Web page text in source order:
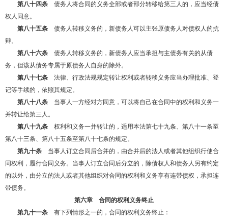
第八十四条 债务人将合同的义务全部或者部分转移给第三人的，应当经债
权人同意。
第八十五条 债务人转移义务的，新债务人可以主张原债务人对债权人的抗
辩。
第八十六条 债务人转移义务的，新债务人应当承担与主债务有关的从债
务，但该从债务专属于原债务人自身的除外。
第八十七条 法律、行政法规规定转让权利或者转移义务应当办理批准、登
记等手续的，依照其规定。
第八十八条 当事人一方经对方同意，可以将自己在合同中的权利和义务一
并转让给第三人。
第八十九条 权利和义务一并转让的，适用本法第七十九条、第八十一条至
第八十三条、第八十五条至第八十七条的规定。
第九十条 当事人订立合同后合并的，由合并后的法人或者其他组织行使合
同权利，履行合同义务。当事人订立合同后分立的，除债权人和债务人另有约定
的以外，由分立的法人或者其他组织对合同的权利和义务享有连带债权，承担连
带债务。
第六章 合同的权利义务终止
第九十一条 有下列情形之一的，合同的权利义务终止：